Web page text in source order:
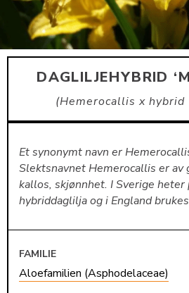
OM PLANTEPORTALEN
KONTAKT
DAGLILJEHYBRID
Hemerocallis x hybrid
Et synonymt navn er
Slektsnavnet Hemerocallis er av
kallos, skjønnhet. I Sverige heter
hybriddaglilja og i England
FAMILIE
Aloefamilien (Asphodelaceae)